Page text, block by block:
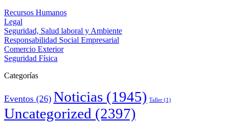
Recursos Humanos
Legal
Seguridad, Salud laboral y Ambiente
Responsabilidad Social Empresarial
Comercio Exterior
Seguridad Física
Categorías
Eventos (26) Noticias (1945) Taller (1)
Uncategorized (2397)